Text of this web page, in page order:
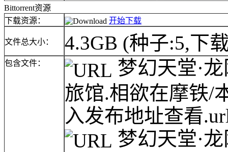
Bittorrent资源
下载资源：
开始下载
文件总大小： 4.3GB (种子:5,下
包含文件：
梦幻天堂·
旅馆.相欲在摩铁/
入发布地址查看
梦幻天堂·